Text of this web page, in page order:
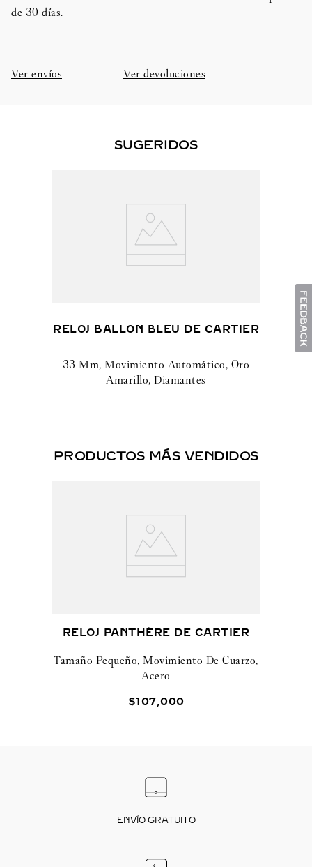
de 30 días.​
Ver envíos Ver devoluciones
SUGERIDOS
RELOJ BALLON BLEU DE CARTIER
33 Mm, Movimiento Automático, Oro
Amarillo, Diamantes
PRODUCTOS MÁS VENDIDOS
RELOJ PANTHÈRE DE CARTIER
Tamaño Pequeño, Movimiento De Cuarzo,
Acero
$107,000
ENVÍO GRATUITO